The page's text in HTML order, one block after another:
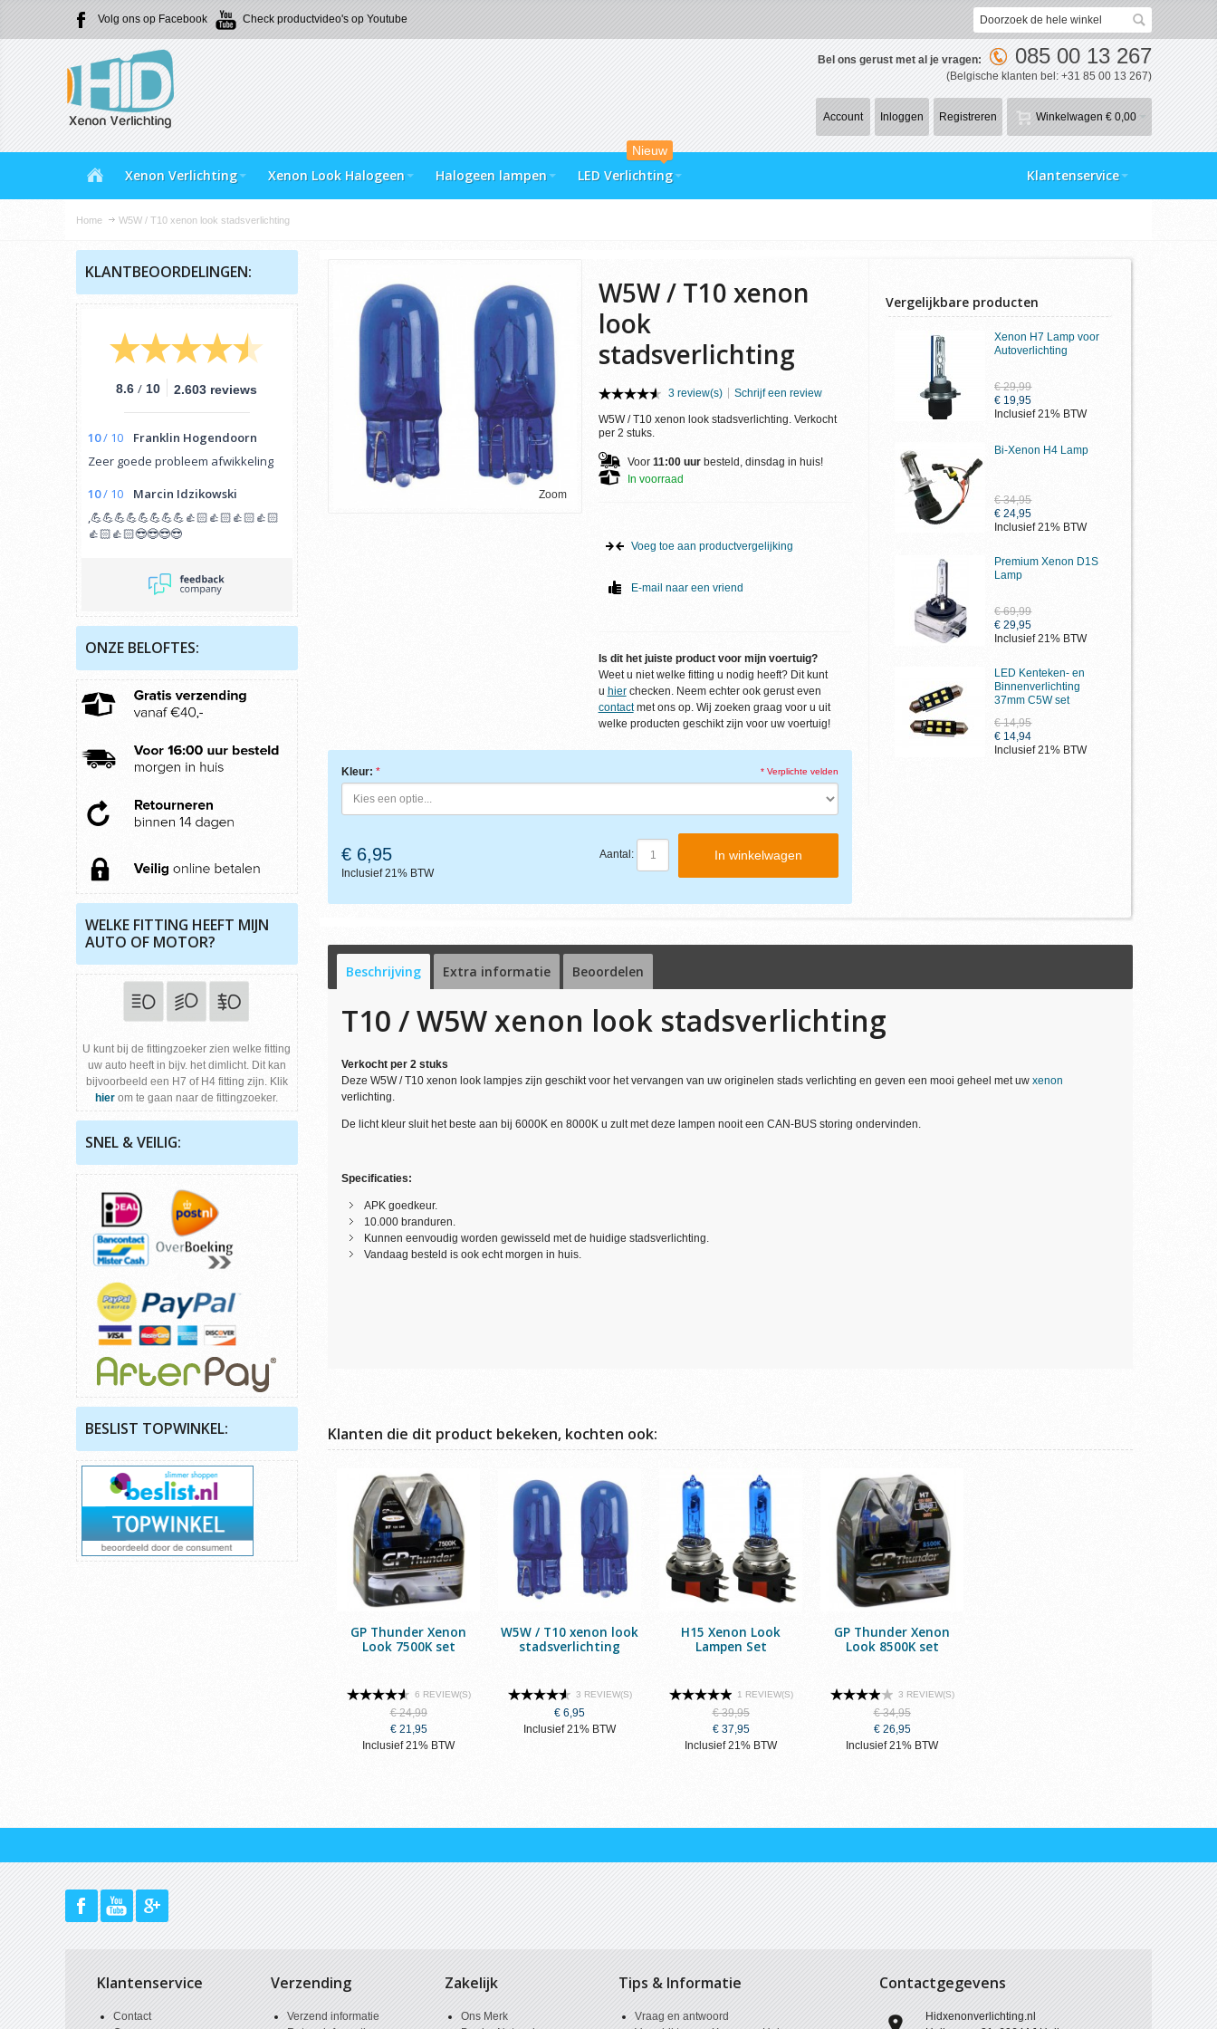
Volg ons op Facebook Check productvideo's op Youtube
Bel ons gerust met al je vragen: 085 00 13 267
(Belgische klanten bel: +31 85 00 13 267)
Winkelwagen € 0,00
Account Inloggen Registreren
Xenon Verlichting Xenon Look Halogeen Halogeen lampen LED Verlichting
Nieuw
Klantenservice
Home W5W / T10 xenon look stadsverlichting
Zoom
W5W / T10 xenon
look
stadsverlichting
3 review(s) Schrijf een review
W5W / T10 xenon look stadsverlichting. Verkocht
per 2 stuks.
Voor 11:00 uurbesteld, dinsdag in huis!
In voorraad
Voeg toe aan productvergelijking
E-mail naar een vriend
Is dit het juiste product voor mijn voertuig?
Weet u niet welke fitting u nodig heeft? Dit kunt
u hierchecken. Neem echter ook gerust even
contactmet ons op. Wij zoeken graag voor u uit
welke producten geschikt zijn voor uw voertuig!
Vergelijkbare producten
Xenon H7 Lamp voor
Autoverlichting
€ 29,99
€ 19,95
Inclusief 21% BTW
Bi-Xenon H4 Lamp
€ 34,95
€ 24,95
Inclusief 21% BTW
Premium Xenon D1S
Lamp
€ 69,99
€ 29,95
Inclusief 21% BTW
LED Kenteken- en
Binnenverlichting
37mm C5W set
€ 14,95
€ 14,94
Inclusief 21% BTW
Kleur:
* Verplichte velden
€ 6,95
Inclusief 21% BTW
Aantal: In winkelwagen
Beschrijving Extra informatie Beoordelen
T10 / W5W xenon look stadsverlichting
Verkocht per 2 stuks
Deze W5W / T10 xenon look lampjes zijn geschikt voor het vervangen van uw originelen stads verlichting en geven een mooi geheel met uwxenon
verlichting.
De licht kleur sluit het beste aan bij 6000K en 8000K u zult met deze lampen nooit een CAN-BUS storing ondervinden.
Specificaties:
APK goedkeur.
10.000 branduren.
Kunnen eenvoudig worden gewisseld met de huidige stadsverlichting.
Vandaag besteld is ook echt morgen in huis.
Klanten die dit product bekeken, kochten ook:
GP Thunder Xenon
Look 7500K set
6 REVIEW(S)
€ 24,99
€ 21,95
Inclusief 21% BTW
W5W / T10 xenon look
stadsverlichting
3 REVIEW(S)
€ 6,95
Inclusief 21% BTW
H15 Xenon Look
Lampen Set
1 REVIEW(S)
€ 39,95
€ 37,95
Inclusief 21% BTW
GP Thunder Xenon
Look 8500K set
3 REVIEW(S)
€ 34,95
€ 26,95
Inclusief 21% BTW
KLANTBEOORDELINGEN:
8.6 / 10 2.603 reviews
10/ 10
Franklin Hogendoorn
Zeer goede probleem afwikkeling
10/ 10
Marcin Idzikowski
,💪💪💪💪💪💪💪💪👍🏻👍🏻👍🏻👍🏻
👍🏻👍🏻😎😎😎😎
ONZE BELOFTES:
WELKE FITTING HEEFT MIJN
AUTO OF MOTOR?
U kunt bij de fittingzoeker zien welke fitting
uw auto heeft in bijv. het dimlicht. Dit kan
bijvoorbeeld een H7 of H4 fitting zijn. Klik
hier om te gaan naar de fittingzoeker.
SNEL & VEILIG:
BESLIST TOPWINKEL:
Klantenservice
Contact
Verzending
Verzend informatie
Zakelijk
Ons Merk
Tips & Informatie
Vraag en antwoord
Contactgegevens
Hidxenonverlichting.nl